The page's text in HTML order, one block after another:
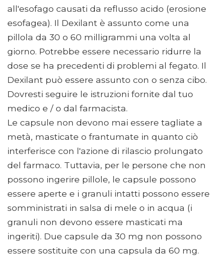
all'esofago causati da reflusso acido (erosione
esofagea). Il Dexilant è assunto come una
pillola da 30 o 60 milligrammi una volta al
giorno. Potrebbe essere necessario ridurre la
dose se ha precedenti di problemi al fegato. Il
Dexilant può essere assunto con o senza cibo.
Dovresti seguire le istruzioni fornite dal tuo
medico e / o dal farmacista.
Le capsule non devono mai essere tagliate a
metà, masticate o frantumate in quanto ciò
interferisce con l'azione di rilascio prolungato
del farmaco. Tuttavia, per le persone che non
possono ingerire pillole, le capsule possono
essere aperte e i granuli intatti possono essere
somministrati in salsa di mele o in acqua (i
granuli non devono essere masticati ma
ingeriti). Due capsule da 30 mg non possono
essere sostituite con una capsula da 60 mg.